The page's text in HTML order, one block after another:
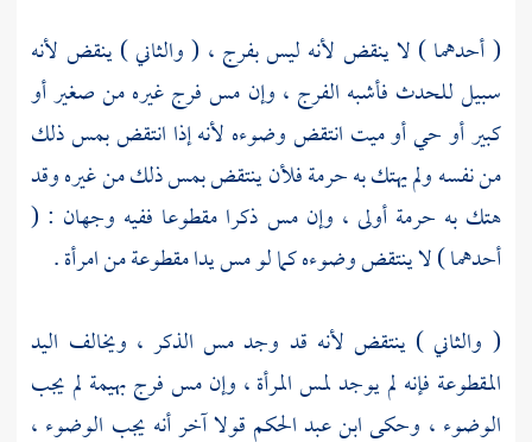
( أحدهما ) لا ينقض لأنه ليس بفرج ، ( والثاني ) ينقض لأنه
سبيل للحدث فأشبه الفرج ، وإن مس فرج غيره من صغير أو
كبير أو حي أو ميت انتقض وضوءه لأنه إذا انتقض بمس ذلك
من نفسه ولم يهتك به حرمة فلأن ينتقض بمس ذلك من غيره وقد
هتك به حرمة أولى ، وإن مس ذكرا مقطوعا ففيه وجهان : (
أحدهما ) لا ينتقض وضوءه كما لو مس يدا مقطوعة من امرأة .
( والثاني ) ينتقض لأنه قد وجد مس الذكر ، ويخالف اليد
المقطوعة فإنه لم يوجد لمس المرأة ، وإن مس فرج بهيمة لم يجب
الوضوء ، وحكىابن عبد الحكم قولا آخر أنه يجب الوضوء ،